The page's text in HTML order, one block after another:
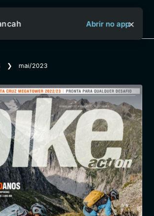
Sobre o Aya Bancah
Início
Revistas
Jornais
Notícias
Abrir no app×
❯ mai/2023